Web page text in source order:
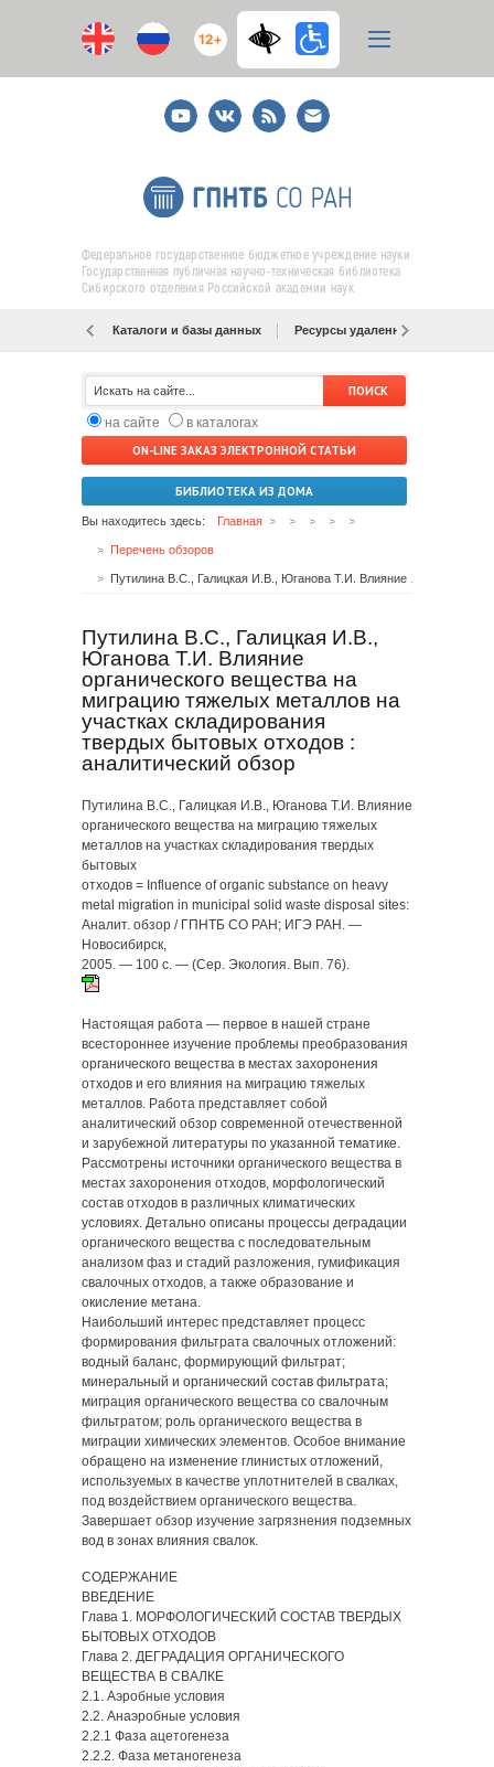
12+
YoutubeВКонтакте
RSS
E-
mail
подписка
Федеральное государственное бюджетное учреждение науки
Государственная публичная научно-техническая библиотека
Сибирского отделения Российской академии наук
Каталоги и базы данных Ресурсы удаленного доступа
на сайте
в каталогах
ON-LINE ЗАКАЗ ЭЛЕКТРОННОЙ СТАТЬИ
БИБЛИОТЕКА ИЗ ДОМА
Вы находитесь здесь: Главная
Перечень обзоров
Путилина В.С., Галицкая И.В.,
Юганова Т.И. Влияние
органического вещества на
миграцию тяжелых металлов на
участках складирования
твердых бытовых отходов :
аналитический обзор
Путилина В.С., Галицкая И.В., Юганова Т.И. Влияние
органического вещества на миграцию тяжелых
металлов на участках складирования твердых
бытовых
отходов = Influence of organic substance on heavy
metal migration in municipal solid waste disposal sites:
Аналит. обзор / ГПНТБ СО РАН; ИГЭ РАН. —
Новосибирск,
2005. — 100 с. — (Сер. Экология. Вып. 76).
Настоящая работа — первое в нашей стране
всестороннее изучение проблемы преобразования
органического вещества в местах захоронения
отходов и его влияния на миграцию тяжелых
металлов. Работа представляет собой
аналитический обзор современной отечественной
и зарубежной литературы по указанной тематике.
Рассмотрены источники органического вещества в
местах захоронения отходов, морфологический
состав отходов в различных климатических
условиях. Детально описаны процессы деградации
органического вещества с последовательным
анализом фаз и стадий разложения, гумификация
свалочных отходов, а также образование и
окисление метана.
Наибольший интерес представляет процесс
формирования фильтрата свалочных отложений:
водный баланс, формирующий фильтрат;
минеральный и органический состав фильтрата;
миграция органического вещества со свалочным
фильтратом; роль органического вещества в
миграции химических элементов. Особое внимание
обращено на изменение глинистых отложений,
используемых в качестве уплотнителей в свалках,
под воздействием органического вещества.
Завершает обзор изучение загрязнения подземных
вод в зонах влияния свалок.
СОДЕРЖАНИЕ
ВВЕДЕНИЕ
Глава 1. МОРФОЛОГИЧЕСКИЙ СОСТАВ ТВЕРДЫХ
БЫТОВЫХ ОТХОДОВ
Глава 2. ДЕГРАДАЦИЯ ОРГАНИЧЕСКОГО
ВЕЩЕСТВА В СВАЛКЕ
2.1. Аэробные условия
2.2. Анаэробные условия
2.2.1 Фаза ацетогенеза
2.2.2. Фаза метаногенеза